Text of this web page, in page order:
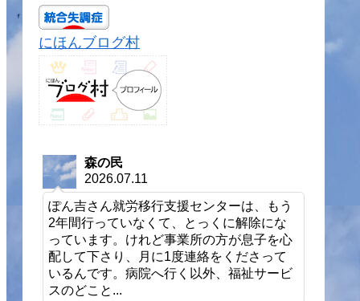
にほんブログ村
森の民
2026.07.11
ぽん吉さん就労移行支援センターは、もう
2年間行っていなくて、とっくに解除にな
っています。けれど事業所の方が息子を心
配して下さり、月に1度連絡をくださって
いるんです。病院へ行く以外、福祉サービ
スのどこと...